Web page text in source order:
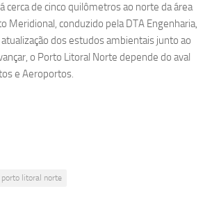
cerca de cinco quilômetros ao norte da área
Meridional, conduzido pela DTA Engenharia,
dos estudos ambientais junto ao
o Porto Litoral Norte depende do aval
e Aeroportos.
porto litoral norte